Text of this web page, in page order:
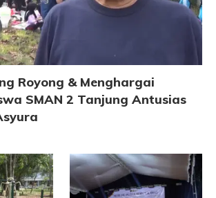
Royong & Menghargai
SMAN 2 Tanjung Antusias